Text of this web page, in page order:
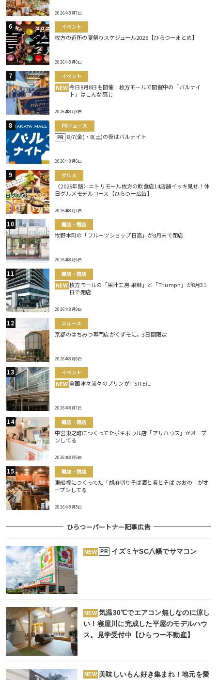
2026年8月7日
イベント
枚方の近所の夏祭りスケジュール2026【ひらつーまとめ】
2026年8月6日
イベント
NEW 今日8月8日も開催！枚方モールで開催中の「バルナイ
ト」はこんな感じ
2026年8月8日
PRニュース
PR 8/7(金)・8(土)の夜はバルナイト
2026年8月6日
グルメ
〈2026年版〉ニトリモール枚方の飲食店14店舗イッキ見せ！休
日グルメモデルコース【ひらつー広告】
2026年8月7日
開店・閉店
牧野本町の「フルーツショップ日高」が8月末で閉店
2026年8月6日
開店・閉店
NEW 枚方モールの「果汁工房 果琳」と「Triumph」が8月31
日で閉店
2026年8月8日
ニュース
京都のはちみつ専門店がくずモに。3日間限定
2026年8月6日
イベント
NEW 全国津々浦々のプリンがT-SITEに
2026年8月7日
開店・閉店
中宮東之町につくってたポキボウル店「アリハウス」がオープ
ンしてる
2026年8月6日
開店・閉店
東船橋につくってた「胡麻切りそば酒と肴とそば おおの」がオ
ープンしてる
2026年8月5日
ひらつーパートナー記事広告
NEW PR イズミヤSC八幡でサマコン
NEW 気温30℃でエアコン無しなのに涼し
い！寝屋川に完成した平屋のモデルハウ
ス。見学受付中【ひらつー不動産】
NEW 美味しいもん好き集まれ！地元を愛